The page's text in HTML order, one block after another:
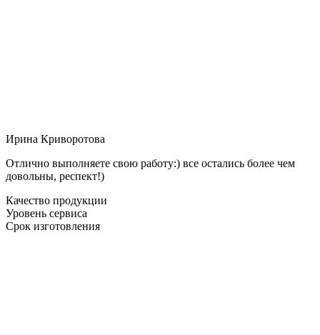
Ирина Криворотова
Отлично выполняете свою работу:) все остались более чем
довольны, респект!)
Качество продукции
Уровень сервиса
Срок изготовления